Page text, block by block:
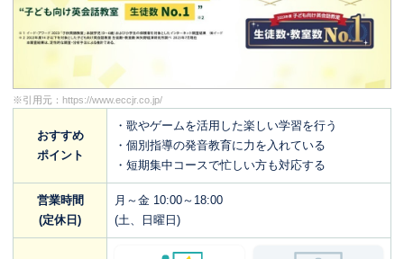
※引用元： https://www.eccjr.co.jp/
おすすめ
ポイント
・歌やゲームを活用した楽しい学習を行う
・個別指導の発音教育に力を入れている
・短期集中コースで忙しい方も対応する
営業時間
(定休日)
月～金 10:00～18:00
(土、日曜日)